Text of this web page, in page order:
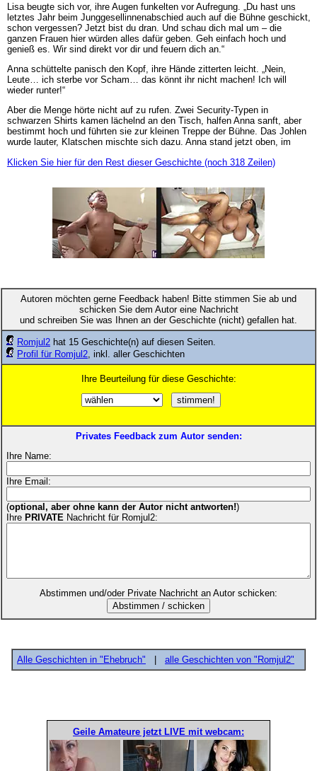
Lisa beugte sich vor, ihre Augen funkelten vor Aufregung. „Du hast uns
letztes Jahr beim Junggesellinnenabschied auch auf die Bühne geschickt,
schon vergessen? Jetzt bist du dran. Und schau dich mal um – die
ganzen Frauen hier würden alles dafür geben. Geh einfach hoch und
genieß es. Wir sind direkt vor dir und feuern dich an.“
Anna schüttelte panisch den Kopf, ihre Hände zitterten leicht. „Nein,
Leute… ich sterbe vor Scham… das könnt ihr nicht machen! Ich will
wieder runter!“
Aber die Menge hörte nicht auf zu rufen. Zwei Security-Typen in
schwarzen Shirts kamen lächelnd an den Tisch, halfen Anna sanft, aber
bestimmt hoch und führten sie zur kleinen Treppe der Bühne. Das Johlen
wurde lauter, Klatschen mischte sich dazu. Anna stand jetzt oben, im
Klicken Sie hier für den Rest dieser Geschichte (noch 318 Zeilen)
Autoren möchten gerne Feedback haben! Bitte stimmen Sie ab und
schicken Sie dem Autor eine Nachricht
und schreiben Sie was Ihnen an der Geschichte (nicht) gefallen hat.
Romjul2 hat 15 Geschichte(n) auf diesen Seiten.
Profil für Romjul2 , inkl. aller Geschichten
Ihre Beurteilung für diese Geschichte:
Privates Feedback zum Autor senden:
Ihre Name:
Ihre Email:
(optional, aber ohne kann der Autor nicht antworten!)
Ihre PRIVATE Nachricht für Romjul2:
Abstimmen und/oder Private Nachricht an Autor schicken:
Alle Geschichten in "Ehebruch" alle Geschichten von "Romjul2"
Geile Amateure jetzt LIVE mit webcam: